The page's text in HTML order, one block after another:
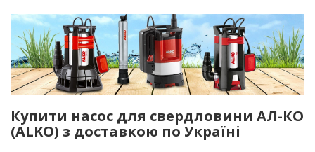
Купити насос для свердловини АЛ-КО
(ALKO) з доставкою по Україні